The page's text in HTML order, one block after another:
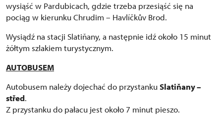
wysiąść w Pardubicach, gdzie trzeba przesiąść się na
pociąg w kierunku Chrudim – Havlíčkův Brod.
Wysiądź na stacji Slatiňany, a następnie idź około 15 minut
żółtym szlakiem turystycznym.
AUTOBUSEM
Autobusem należy dojechać do przystankuSlatiňany –
střed.
Z przystanku do pałacu jest około 7 minut pieszo.